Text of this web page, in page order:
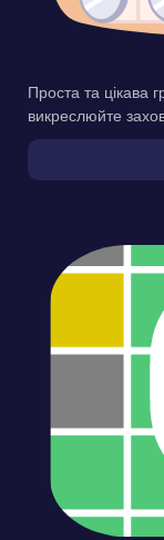
Проста та цікава
викреслюйте